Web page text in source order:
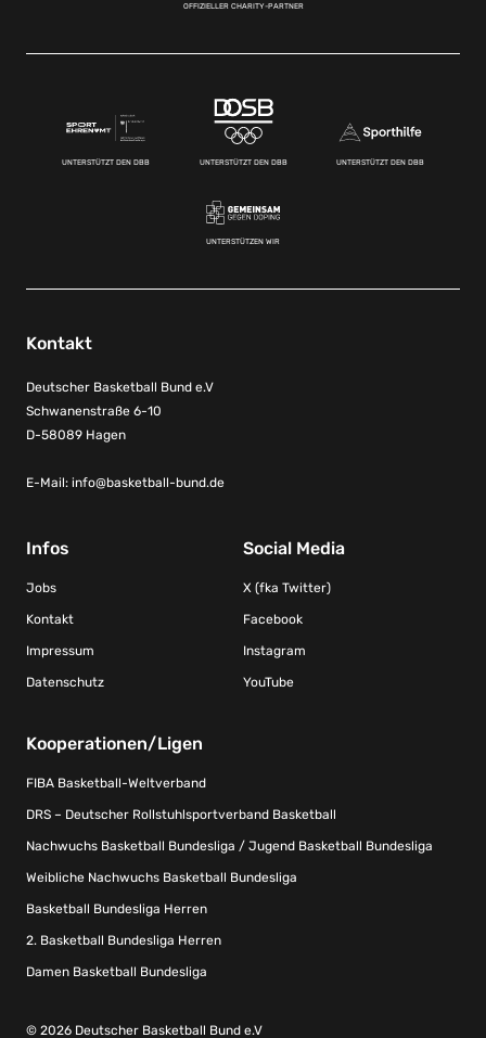
OFFIZIELLER CHARITY-PARTNER
UNTERSTÜTZT DEN DBB UNTERSTÜTZT DEN DBB UNTERSTÜTZT DEN DBB
UNTERSTÜTZEN WIR
Kontakt
Deutscher Basketball Bund e.V
Schwanenstraße 6-10
D-58089 Hagen
E-Mail: info@basketball-bund.de
Infos
Jobs
Kontakt
Impressum
Datenschutz
Social Media
X (fka Twitter)
Facebook
Instagram
YouTube
Kooperationen/Ligen
FIBA Basketball-Weltverband
DRS – Deutscher Rollstuhlsportverband Basketball
Nachwuchs Basketball Bundesliga / Jugend Basketball Bundesliga
Weibliche Nachwuchs Basketball Bundesliga
Basketball Bundesliga Herren
2. Basketball Bundesliga Herren
Damen Basketball Bundesliga
© 2026 Deutscher Basketball Bund e.V